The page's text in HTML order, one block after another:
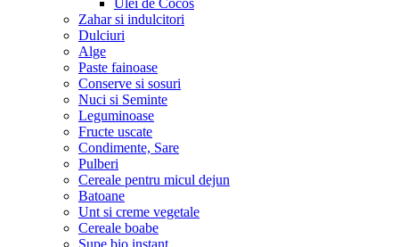
Ulei de Cocos
Zahar si indulcitori
Dulciuri
Alge
Paste fainoase
Conserve si sosuri
Nuci si Seminte
Leguminoase
Fructe uscate
Condimente, Sare
Pulberi
Cereale pentru micul dejun
Batoane
Unt si creme vegetale
Cereale boabe
Supe bio instant